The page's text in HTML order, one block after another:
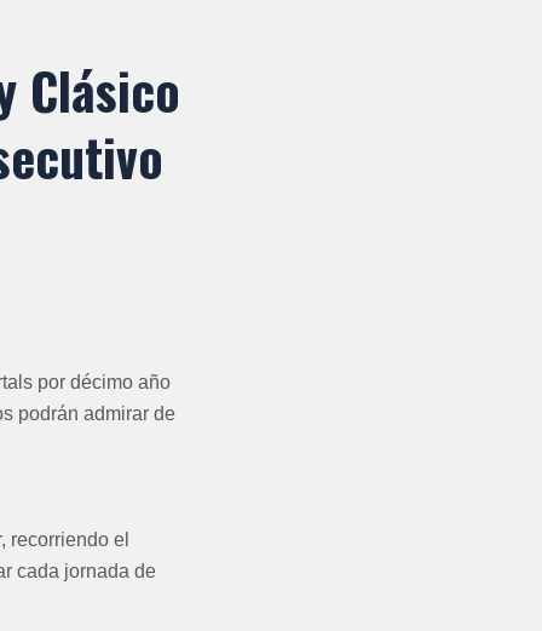
Clásico
por décimo año
podrán admirar de
recorriendo el
cada jornada de